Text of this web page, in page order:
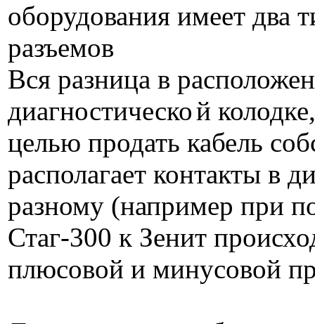
оборудования имеет два
разъемов
Вся разница в
диагностической
целью продать кабель
располагает контакты в
разному (например при
Стаг-300 к Зенит
плюсовой и минусовой